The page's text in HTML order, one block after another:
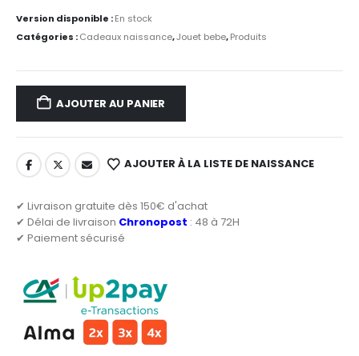
Version disponible :En stock
Catégories :Cadeaux naissance,Jouet bebe,Produits
AJOUTER AU PANIER
AJOUTER À LA LISTE DE NAISSANCE
✔ Livraison gratuite dès 150€ d'achat
✔ Délai de livraison Chronopost : 48 à 72H
✔ Paiement sécurisé